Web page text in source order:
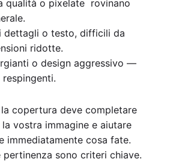
qualità o pixelate rovinano
dettagli o testo, difficili da
ridotte.
o design aggressivo —
copertura deve completare
vostra immagine e aiutare
immediatamente cosa fate.
pertinenza sono criteri chiave.